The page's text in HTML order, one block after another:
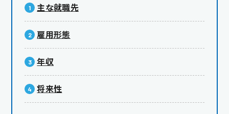
主な就職先
雇用形態
年収
将来性